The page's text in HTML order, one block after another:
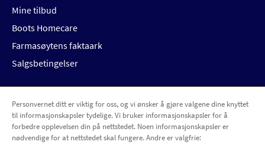
Mine tilbud
Boots Homecare
Farmasøytens faktaark
Salgsbetingelser
Betalingsalternativer Leveringsalternativer
Personvernet ditt er viktig for oss, og vi ønsker å gjøre valgene dine knyttet
til informasjonskapsler tydelige. Vi bruker informasjonskapsler for å
forbedre opplevelsen din på nettstedet. Noen informasjonskapsler er
nødvendige for at nettstedet skal fungere. Andre er valgfrie: